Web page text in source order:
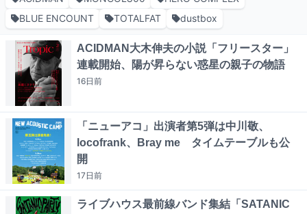
BLUE ENCOUNT
TOTALFAT dustbox
ACIDMAN大木伸夫の小説「フリースター」
連載開始、陽が昇らない惑星の親子の物語
16日前
「ニューアコ」出演者第5弾は中川敬、
locofrank、Bray me タイムテーブルも公
開
17日前
ライブハウス最前線バンド集結「SATANIC